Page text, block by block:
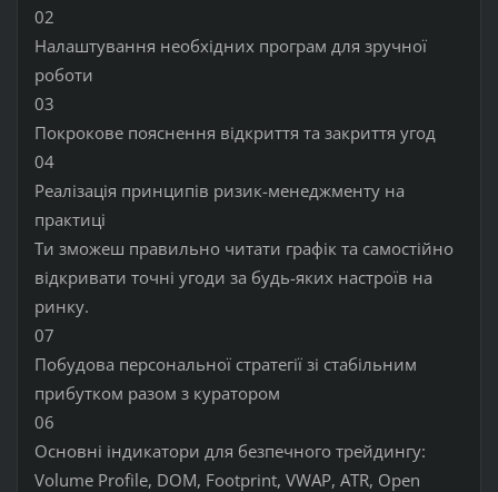
02
Налаштування необхідних програм для зручної
роботи
03
Покрокове пояснення відкриття та закриття угод
04
Реалізація принципів ризик-менеджменту на
практиці
Ти зможеш правильно читати графік та самостійно
відкривати точні угоди за будь-яких настроїв на
ринку.
07
Побудова персональної стратегії зі стабільним
прибутком разом з куратором
06
Основні індикатори для безпечного трейдингу:
Volume Profile, DOM, Footprint, VWAP, ATR, Open